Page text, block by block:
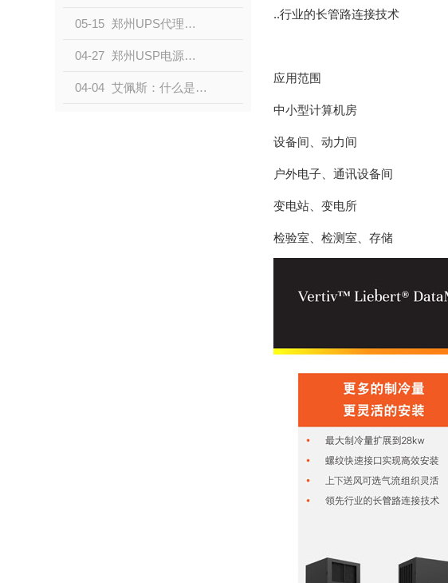
05-15 郑州UPS代理来说说不间断电源如何接线
04-27 郑州USP电源厂家来说一说UPS电源的作用
04-04 艾佩斯：什么是UPS电源
..行业的长管路连接技术
应用范围
中小型计算机房
设备间、动力间
户外电子、通讯设备间
变电站、变电所
检验室、检测室、存储